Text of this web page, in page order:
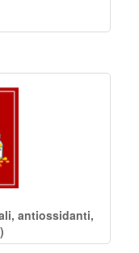
antiossidanti,